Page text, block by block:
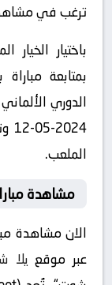
ترغب في
باختيار
بمتابعة
الدوري
الملعب.
مشاهدة
الان مشاهدة
عبر موقع يلا